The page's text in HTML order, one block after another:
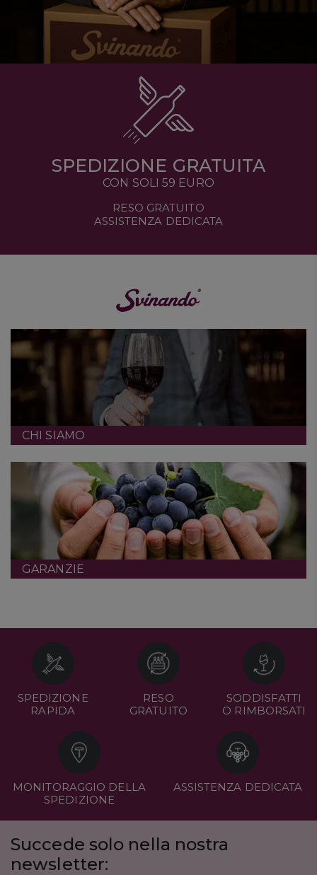
SPEDIZIONE GRATUITA
CON SOLI 59 EURO
RESO GRATUITO
ASSISTENZA DEDICATA
CHI SIAMO
GARANZIE
SPEDIZIONE
RAPIDA
RESO
GRATUITO
SODDISFATTI
O RIMBORSATI
MONITORAGGIO DELLA
SPEDIZIONE
ASSISTENZA DEDICATA
Succede solo nella nostra
newsletter: